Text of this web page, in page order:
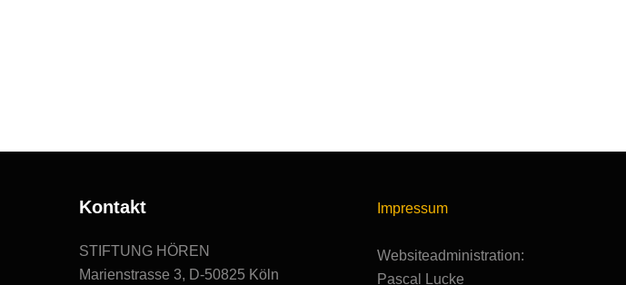
Kontakt
STIFTUNG HÖREN
Marienstrasse 3, D-50825 Köln
Impressum
Websiteadministration:
Pascal Lucke